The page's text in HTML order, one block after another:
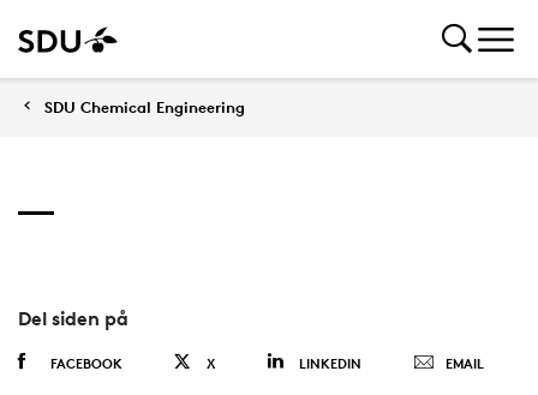
SDU Chemical Engineering
Del siden på
FACEBOOK X LINKEDIN EMAIL